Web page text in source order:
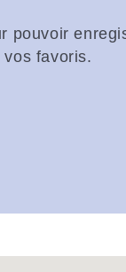
pouvoir
vos favoris.